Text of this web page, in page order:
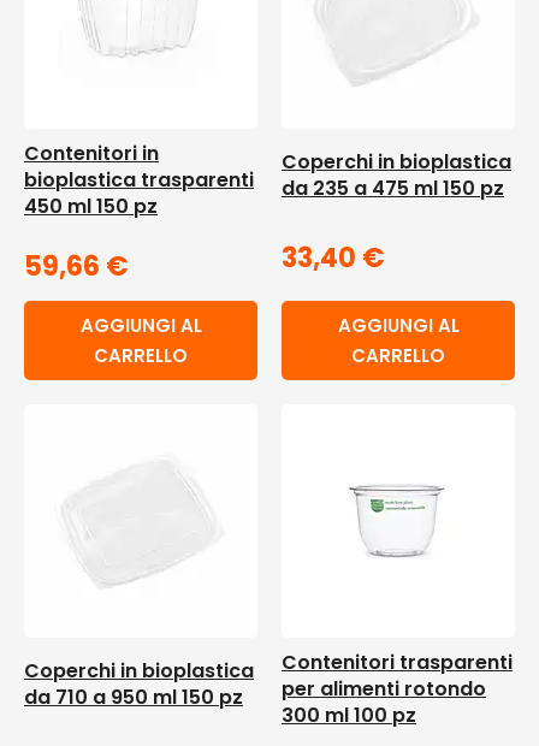
Contenitori in
bioplastica trasparenti
450 ml 150 pz
59,66 €
AGGIUNGI AL
CARRELLO
Coperchi in bioplastica
da 235 a 475 ml 150 pz
33,40 €
AGGIUNGI AL
CARRELLO
Coperchi in bioplastica
da 710 a 950 ml 150 pz
Contenitori trasparenti
per alimenti rotondo
300 ml 100 pz